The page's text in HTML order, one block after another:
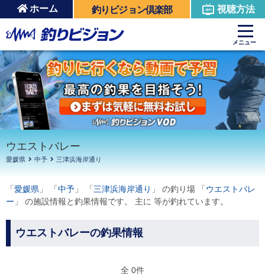
ホーム 釣りビジョン倶楽部 視聴方法
メニュー
ウエストバレー
愛媛県 中予 三津浜海岸通り
「 愛媛県 」 「 中予 」 「 三津浜海岸通り 」 の釣り場 「 ウエストバレ
ー 」 の施設情報と釣果情報です。 主に 等が釣れています。
ウエストバレーの釣果情報
全 0件
周辺の施設を見る